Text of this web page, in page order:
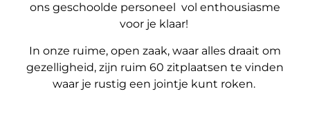
ons geschoolde personeel vol enthousiasme
voor je klaar!
In onze ruime, open zaak, waar alles draait om
gezelligheid, zijn ruim 60 zitplaatsen te vinden
waar je rustig een jointje kunt roken.